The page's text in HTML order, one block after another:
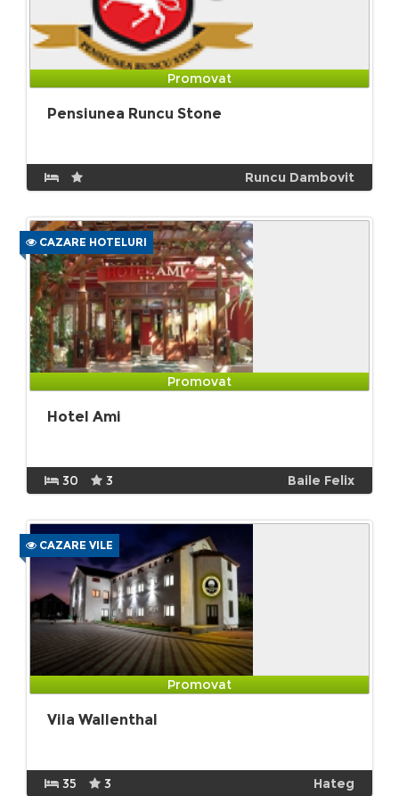
Promovat
Pensiunea Runcu Stone
Runcu Dambovit
CAZARE HOTELURI
Promovat
Hotel Ami
30 3 Baile Felix
CAZARE VILE
Promovat
Vila Wallenthal
35 3 Hateg